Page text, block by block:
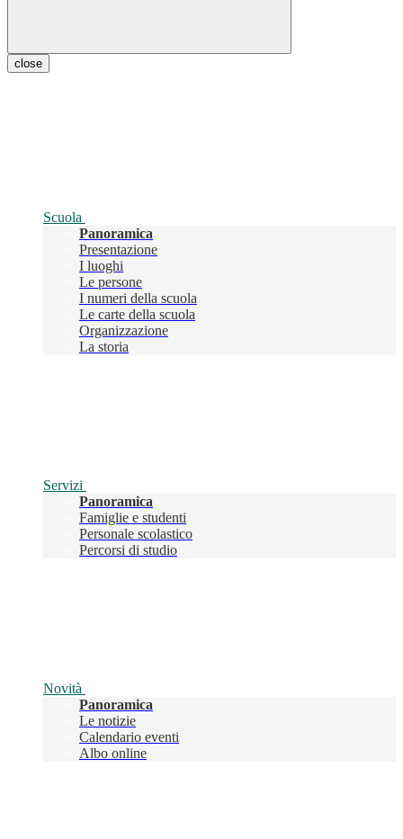
close
Scuola
Panoramica
Presentazione
I luoghi
Le persone
I numeri della scuola
Le carte della scuola
Organizzazione
La storia
Servizi
Panoramica
Famiglie e studenti
Personale scolastico
Percorsi di studio
Novità
Panoramica
Le notizie
Calendario eventi
Albo online